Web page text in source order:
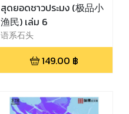
สุดยอดชาวประมง (极品小
渔民) เล่ม 6
语系石头
149.00 ฿